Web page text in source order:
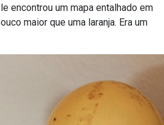
encontrou um mapa entalhado em
maior que uma laranja. Era um